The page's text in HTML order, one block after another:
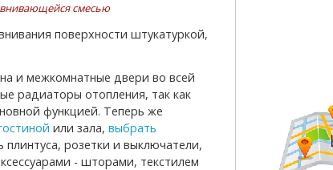
смесью
радиаторы отопления, так как
функцией. Теперь же
или зала, выбрать
плинтуса, розетки и выключатели,
- шторами, текстилем